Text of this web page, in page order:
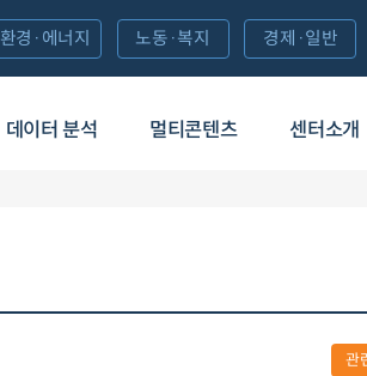
데이터 분석 멀티콘텐츠 센터소개
환경·에너지 노동·복지 경제·일반
관